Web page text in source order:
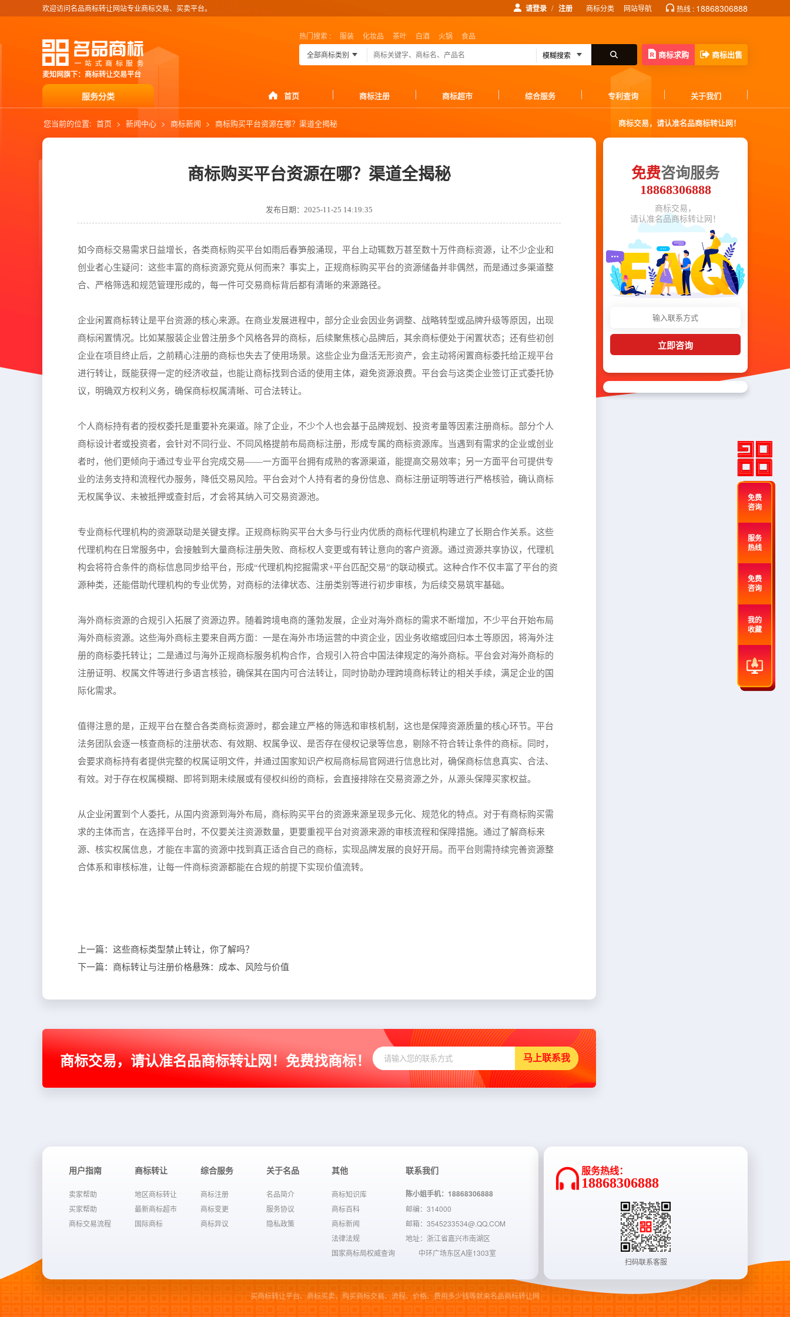
欢迎访问名品商标转让网站专业商标交易、买卖平台。 请登录 / 注册 商标分类 网站导航 热线 : 18868306888
麦知网旗下：商标转让交易平台
热门搜索 : 服装 化妆品 茶叶 白酒 火锅
食品
全部商标类别
商标求购 商标出售
服务分类 首页 商标注册 商标超市 综合服务 专利查询 关于我们
您当前的位置: 首页 > 新闻中心 > 商标新闻 > 商标购买平台资源在哪？渠道全揭秘 商标交易，请认准名品商标转让网！
商标购买平台资源在哪？渠道全揭秘
发布日期：2025-11-25 14:19:35
如今商标交易需求日益增长，各类商标购买平台如雨后春笋般涌现，平台上动辄数万甚至数十万件商标资源，让不少企业和
创业者心生疑问：这些丰富的商标资源究竟从何而来？事实上，正规商标购买平台的资源储备并非偶然，而是通过多渠道整
合、严格筛选和规范管理形成的，每一件可交易商标背后都有清晰的来源路径。
企业闲置商标转让是平台资源的核心来源。在商业发展进程中，部分企业会因业务调整、战略转型或品牌升级等原因，出现
商标闲置情况。比如某服装企业曾注册多个风格各异的商标，后续聚焦核心品牌后，其余商标便处于闲置状态；还有些初创
企业在项目终止后，之前精心注册的商标也失去了使用场景。这些企业为盘活无形资产，会主动将闲置商标委托给正规平台
进行转让，既能获得一定的经济收益，也能让商标找到合适的使用主体，避免资源浪费。平台会与这类企业签订正式委托协
议，明确双方权利义务，确保商标权属清晰、可合法转让。
个人商标持有者的授权委托是重要补充渠道。除了企业，不少个人也会基于品牌规划、投资考量等因素注册商标。部分个人
商标设计者或投资者，会针对不同行业、不同风格提前布局商标注册，形成专属的商标资源库。当遇到有需求的企业或创业
者时，他们更倾向于通过专业平台完成交易——一方面平台拥有成熟的客源渠道，能提高交易效率；另一方面平台可提供专
业的法务支持和流程代办服务，降低交易风险。平台会对个人持有者的身份信息、商标注册证明等进行严格核验，确认商标
无权属争议、未被抵押或查封后，才会将其纳入可交易资源池。
专业商标代理机构的资源联动是关键支撑。正规商标购买平台大多与行业内优质的商标代理机构建立了长期合作关系。这些
代理机构在日常服务中，会接触到大量商标注册失败、商标权人变更或有转让意向的客户资源。通过资源共享协议，代理机
构会将符合条件的商标信息同步给平台，形成“代理机构挖掘需求+平台匹配交易”的联动模式。这种合作不仅丰富了平台的资
源种类，还能借助代理机构的专业优势，对商标的法律状态、注册类别等进行初步审核，为后续交易筑牢基础。
海外商标资源的合规引入拓展了资源边界。随着跨境电商的蓬勃发展，企业对海外商标的需求不断增加，不少平台开始布局
海外商标资源。这些海外商标主要来自两方面：一是在海外市场运营的中资企业，因业务收缩或回归本土等原因，将海外注
册的商标委托转让；二是通过与海外正规商标服务机构合作，合规引入符合中国法律规定的海外商标。平台会对海外商标的
注册证明、权属文件等进行多语言核验，确保其在国内可合法转让，同时协助办理跨境商标转让的相关手续，满足企业的国
际化需求。
值得注意的是，正规平台在整合各类商标资源时，都会建立严格的筛选和审核机制，这也是保障资源质量的核心环节。平台
法务团队会逐一核查商标的注册状态、有效期、权属争议、是否存在侵权记录等信息，剔除不符合转让条件的商标。同时，
会要求商标持有者提供完整的权属证明文件，并通过国家知识产权局商标局官网进行信息比对，确保商标信息真实、合法、
有效。对于存在权属模糊、即将到期未续展或有侵权纠纷的商标，会直接排除在交易资源之外，从源头保障买家权益。
从企业闲置到个人委托，从国内资源到海外布局，商标购买平台的资源来源呈现多元化、规范化的特点。对于有商标购买需
求的主体而言，在选择平台时，不仅要关注资源数量，更要重视平台对资源来源的审核流程和保障措施。通过了解商标来
源、核实权属信息，才能在丰富的资源中找到真正适合自己的商标，实现品牌发展的良好开局。而平台则需持续完善资源整
合体系和审核标准，让每一件商标资源都能在合规的前提下实现价值流转。
上一篇： 这些商标类型禁止转让，你了解吗？
下一篇： 商标转让与注册价格悬殊：成本、风险与价值
商标交易，请认准名品商标转让网！免费找商标！ 马上联系我
免费咨询服务
18868306888
商标交易，
请认准名品商标转让网！
立即咨询
用户指南
卖家帮助
买家帮助
商标交易流程
商标转让
地区商标转让
最新商标超市
国际商标
综合服务
商标注册
商标变更
商标异议
关于名品
名品简介
服务协议
隐私政策
其他
商标知识库
商标百科
商标新闻
法律法规
国家商标局权威查询
联系我们
陈小姐手机：18868306888
邮编：314000
邮箱：3545233534@.QQ.COM
地址：浙江省嘉兴市南湖区
中环广场东区A座1303室
服务热线：
18868306888
扫码联系客服
买商标转让平台、商标买卖、购买商标交易、流程、价格、费用多少钱等就来名品商标转让网
免费
咨询
服务
热线
免费
咨询
我的
收藏